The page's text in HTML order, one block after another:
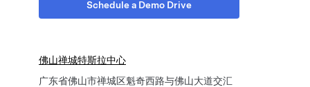
Schedule a Demo Drive
佛山禅城特斯拉中心
广东省佛山市禅城区魁奇西路与佛山大道交汇